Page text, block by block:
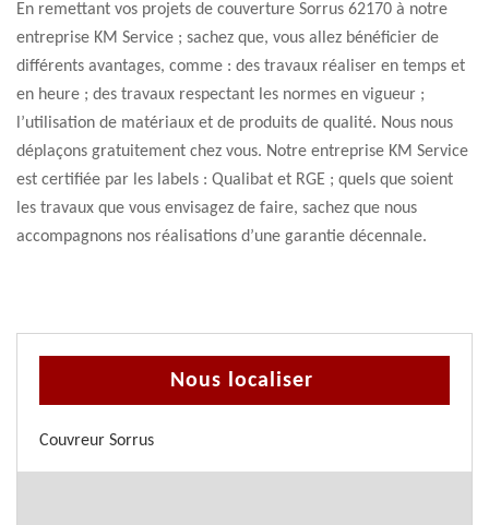
En remettant vos projets de couverture Sorrus 62170 à notre
entreprise KM Service ; sachez que, vous allez bénéficier de
différents avantages, comme : des travaux réaliser en temps et
en heure ; des travaux respectant les normes en vigueur ;
l’utilisation de matériaux et de produits de qualité. Nous nous
déplaçons gratuitement chez vous. Notre entreprise KM Service
est certifiée par les labels : Qualibat et RGE ; quels que soient
les travaux que vous envisagez de faire, sachez que nous
accompagnons nos réalisations d’une garantie décennale.
Nous localiser
Couvreur Sorrus